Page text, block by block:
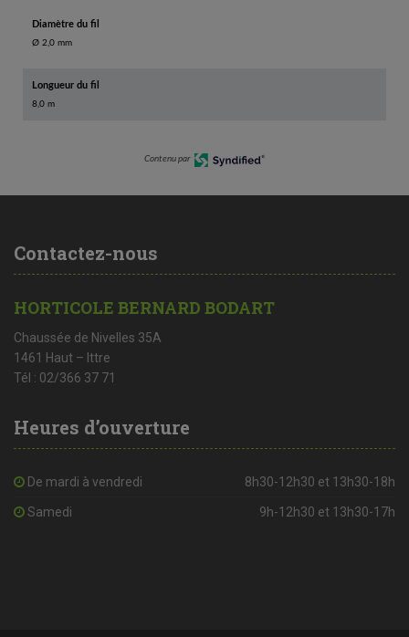
Diamètre du fil
Ø 2,0 mm
Longueur du fil
8,0 m
Contenu par
Contactez-nous
HORTICOLE BERNARD BODART
Chaussée de Nivelles 35A
1461 Haut – Ittre
Tél : 02/366 37 71
Heures d’ouverture
De mardi à vendredi 8h30-12h30 et 13h30-18h
Samedi 9h-12h30 et 13h30-17h